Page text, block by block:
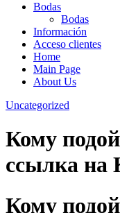
Bodas
Bodas
Información
Acceso clientes
Home
Main Page
About Us
Uncategorized
Кому
ссылка на
Кому